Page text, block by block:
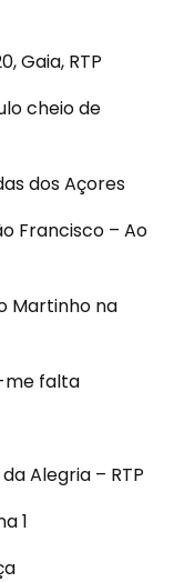
Gaia, RTP
cheio de
dos Açores
Francisco – Ao
Martinho na
me falta
Alegria – RTP
1